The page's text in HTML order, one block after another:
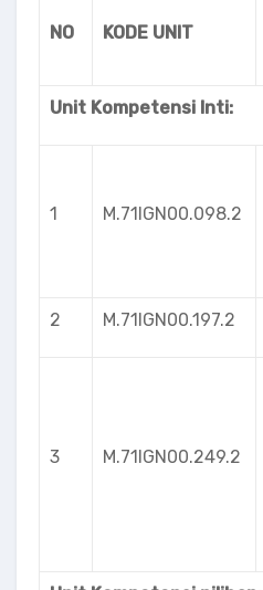
NO KODE UNIT
Unit Kompetensi Inti:
1 M.71lGN00.098.2
2 M.71IGN00.197.2
3 M.71IGN00.249.2